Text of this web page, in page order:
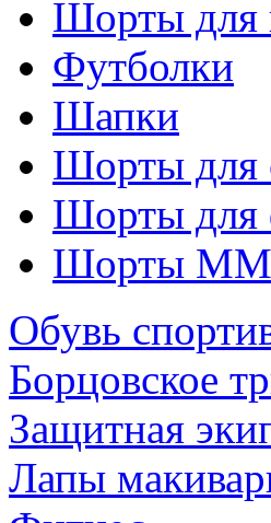
Шорты для
Футболки
Шапки
Шорты для
Шорты для
Шорты
Обувь
Борцовское
Защитная
Лапы